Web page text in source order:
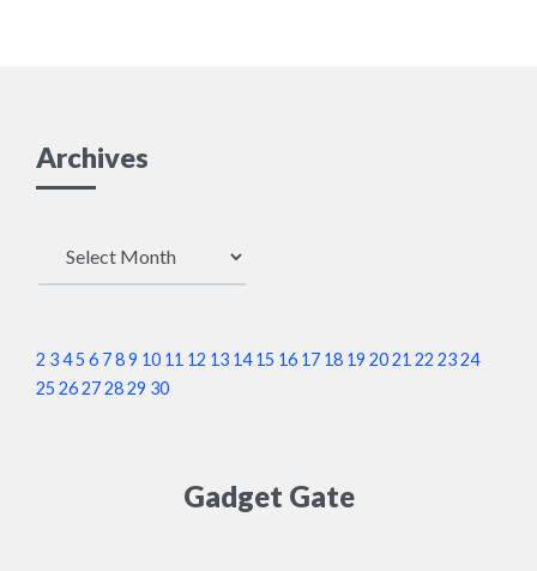
Gadget Gate
Archives
2 345 6 789 10 11 12 13 14 15 16 17 18 19 2021 22 2324
25 26272829 30